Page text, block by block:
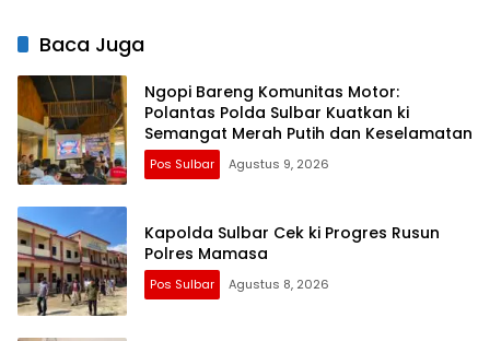
Baca Juga
Ngopi Bareng Komunitas Motor:
Polantas Polda Sulbar Kuatkan ki
Semangat Merah Putih dan Keselamatan
Pos Sulbar Agustus 9, 2026
Kapolda Sulbar Cek ki Progres Rusun
Polres Mamasa
Pos Sulbar Agustus 8, 2026